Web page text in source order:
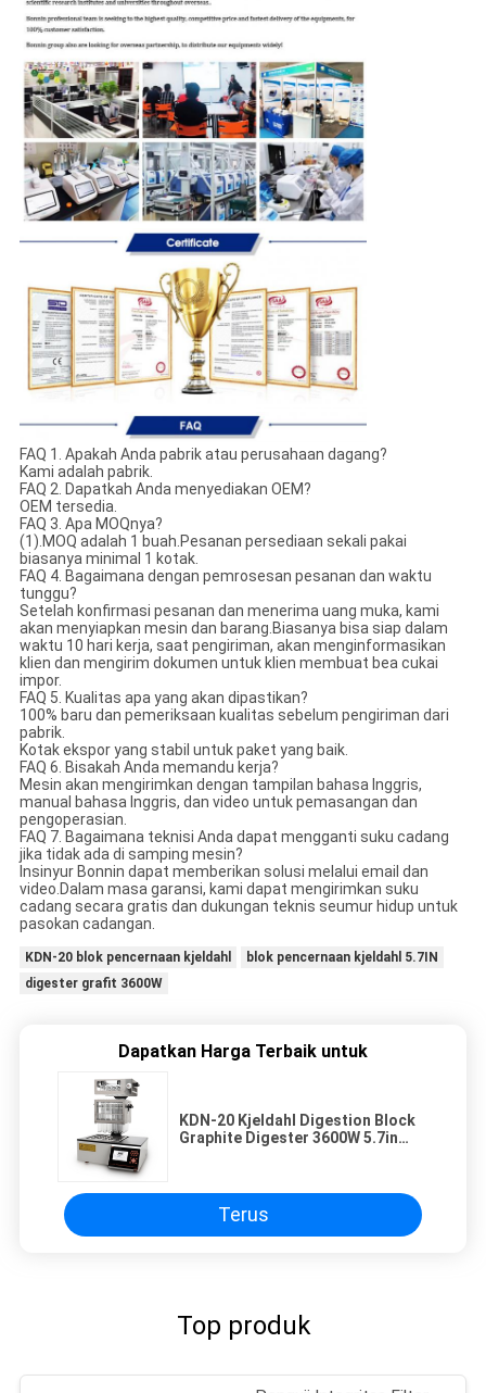
FAQ 1. Apakah Anda pabrik atau perusahaan dagang?
Kami adalah pabrik.
FAQ 2. Dapatkah Anda menyediakan OEM?
OEM tersedia.
FAQ 3. Apa MOQnya?
(1).MOQ adalah 1 buah.Pesanan persediaan sekali pakai
biasanya minimal 1 kotak.
FAQ 4. Bagaimana dengan pemrosesan pesanan dan waktu
tunggu?
Setelah konfirmasi pesanan dan menerima uang muka, kami
akan menyiapkan mesin dan barang.Biasanya bisa siap dalam
waktu 10 hari kerja, saat pengiriman, akan menginformasikan
klien dan mengirim dokumen untuk klien membuat bea cukai
impor.
FAQ 5. Kualitas apa yang akan dipastikan?
100% baru dan pemeriksaan kualitas sebelum pengiriman dari
pabrik.
Kotak ekspor yang stabil untuk paket yang baik.
FAQ 6. Bisakah Anda memandu kerja?
Mesin akan mengirimkan dengan tampilan bahasa Inggris,
manual bahasa Inggris, dan video untuk pemasangan dan
pengoperasian.
FAQ 7. Bagaimana teknisi Anda dapat mengganti suku cadang
jika tidak ada di samping mesin?
Insinyur Bonnin dapat memberikan solusi melalui email dan
video.Dalam masa garansi, kami dapat mengirimkan suku
cadang secara gratis dan dukungan teknis seumur hidup untuk
pasokan cadangan.
KDN-20 blok pencernaan kjeldahl
blok pencernaan kjeldahl 5.7IN
digester grafit 3600W
Dapatkan Harga Terbaik untuk
KDN-20 Kjeldahl Digestion Block
Graphite Digester 3600W 5.7in
Terus
Top produk